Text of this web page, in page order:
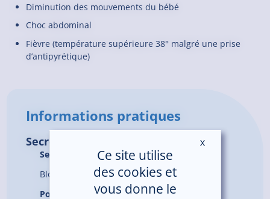
Diminution des mouvements du bébé
Choc abdominal
Fièvre (température supérieure 38° malgré une prise
d’antipyrétique)
Informations pratiques
Secrétariat de Maternité
Secrétariat :
02.96.05.70.60
Bloc Hôpital – 1er étage
Pour les arrivées en journée, se présenter à
Ce site utilise
des cookies et
vous donne le
XMasquer le